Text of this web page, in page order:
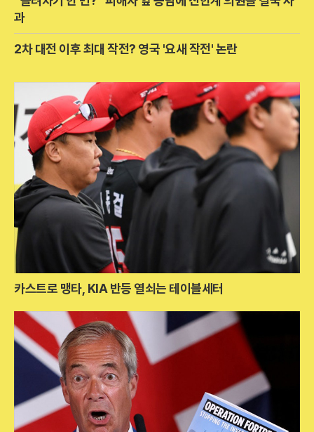
과
2차 대전 이후 최대 작전? 영국 '요새 작전' 논란
카스트로 맹타, KIA 반등 열쇠는 테이블세터